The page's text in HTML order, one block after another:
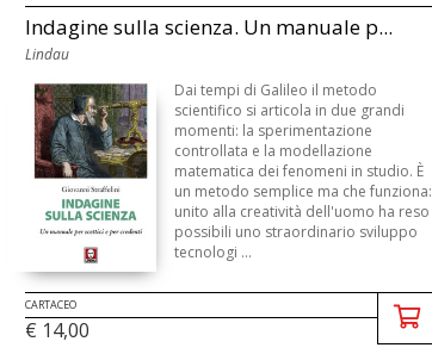
Indagine sulla scienza. Un manuale p...
Lindau
Dai tempi di Galileo il metodo
scientifico si articola in due grandi
momenti: la sperimentazione
controllata e la modellazione
matematica dei fenomeni in studio. È
un metodo semplice ma che funziona:
unito alla creatività dell'uomo ha reso
possibili uno straordinario sviluppo
tecnologi ...
CARTACEO
€ 14,00